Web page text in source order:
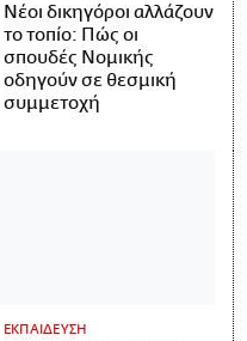
Νέοι δικηγόροι αλλάζουν
το τοπίο: Πώς οι
σπουδές Νομικής
οδηγούν σε θεσμική
συμμετοχή
ΕΚΠΑΙΔΕΥΣΗ